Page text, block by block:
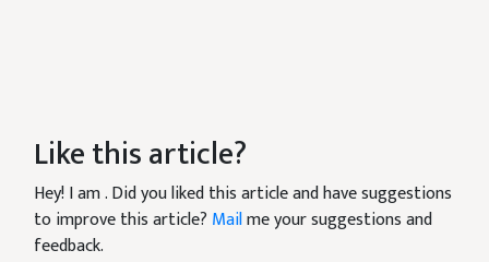
Like this article?
Hey! I am. Did you liked this article and have suggestions
to improve this article? Mailme your suggestions and
feedback.